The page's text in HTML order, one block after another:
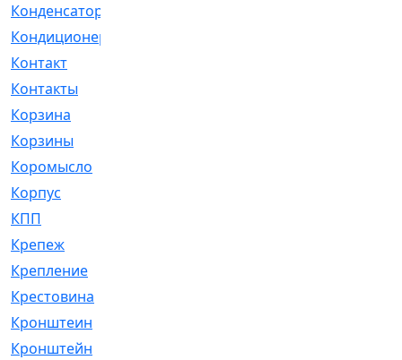
Конденсатор
Кондиционер
Контакт
Контакты
Корзина
Корзины
Коромысло
Корпус
КПП
Крепеж
Крепление
Крестовина
Кронштеин
Кронштейн